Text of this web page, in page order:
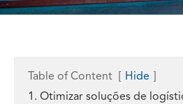
Table of Content Hide
1. Otimizar soluções de